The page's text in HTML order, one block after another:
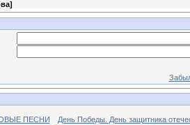
]
ПЕСНИ
День Победы. День защитника